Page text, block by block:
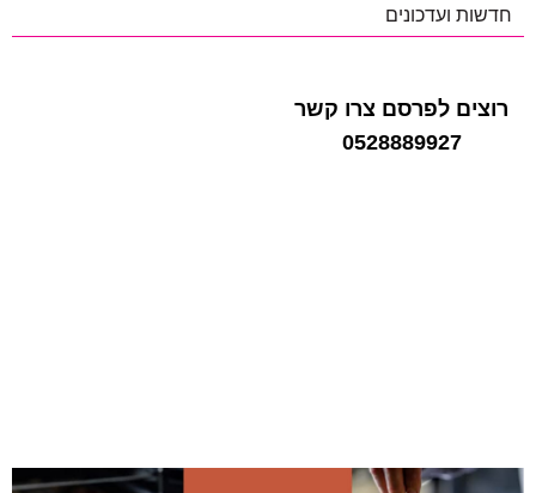
חדשות ועדכונים
רוצים לפרסם צרו קשר
0528889927